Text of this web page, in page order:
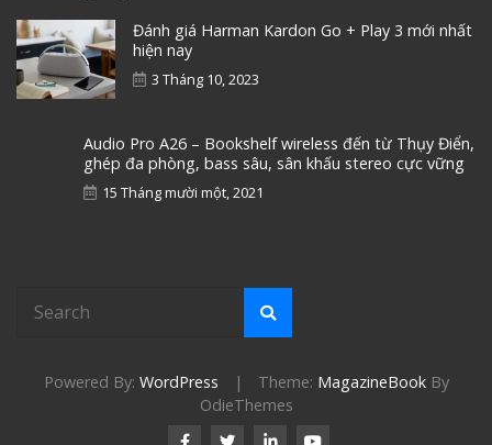
Đánh giá Harman Kardon Go + Play 3 mới nhất
hiện nay
3 Tháng 10, 2023
Audio Pro A26 – Bookshelf wireless đến từ Thụy Điển,
ghép đa phòng, bass sâu, sân khấu stereo cực vững
15 Tháng mười một, 2021
Powered By: WordPress | Theme: MagazineBookBy
OdieThemes